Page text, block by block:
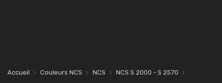
Accueil Couleurs NCS NCS
NCS S 2000 - S 2570